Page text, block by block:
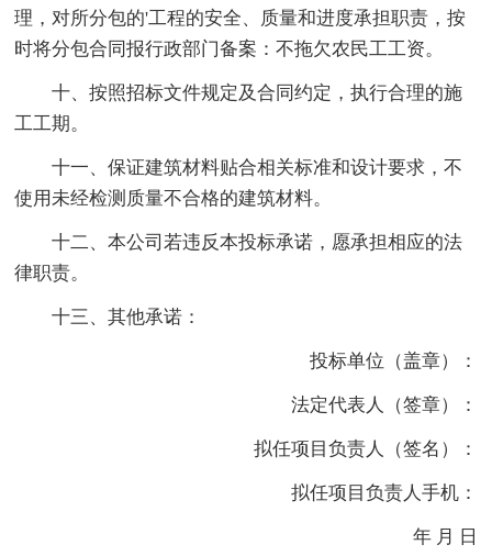
理，对所分包的'工程的安全、质量和进度承担职责，按
时将分包合同报行政部门备案：不拖欠农民工工资。
十、按照招标文件规定及合同约定，执行合理的施
工工期。
十一、保证建筑材料贴合相关标准和设计要求，不
使用未经检测质量不合格的建筑材料。
十二、本公司若违反本投标承诺，愿承担相应的法
律职责。
十三、其他承诺：
投标单位（盖章）：
法定代表人（签章）：
拟任项目负责人（签名）：
拟任项目负责人手机：
年 月 日